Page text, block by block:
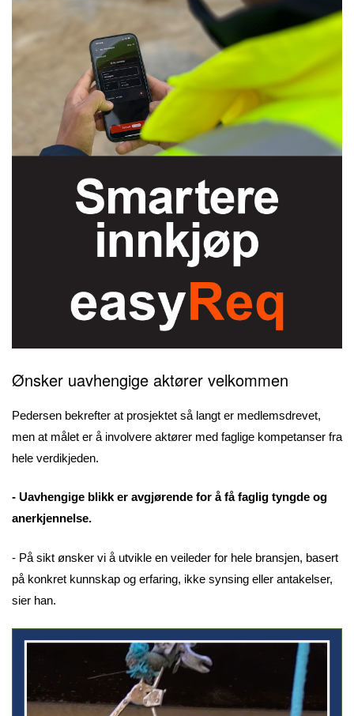
Ønsker uavhengige aktører velkommen
Pedersen bekrefter at prosjektet så langt er medlemsdrevet,
men at målet er å involvere aktører med faglige kompetanser fra
hele verdikjeden.
- Uavhengige blikk er avgjørende for å få faglig tyngde og
anerkjennelse.
- På sikt ønsker vi å utvikle en veileder for hele bransjen, basert
på konkret kunnskap og erfaring, ikke synsing eller antakelser,
sier han.